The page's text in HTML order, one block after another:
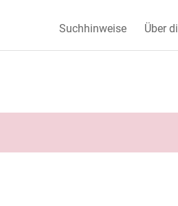
Suchhinweise Über